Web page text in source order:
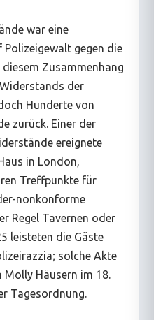
war eine
gegen die
Zusammenhang
der
Hunderte von
zurück. Einer der
ereignete
in London,
Treffpunkte für
nonkonforme
Regel Tavernen oder
leisteten die Gäste
solche Akte
Häusern im 18.
Tagesordnung.